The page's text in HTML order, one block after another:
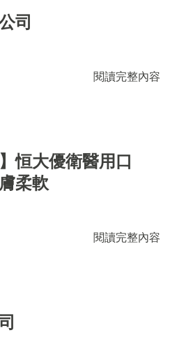
司
閱讀完整內容
恒大優衛醫用口
柔軟
閱讀完整內容